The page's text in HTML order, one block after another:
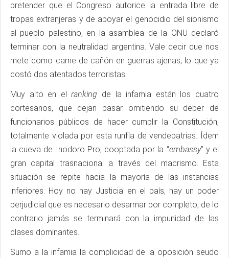
pretender que el Congreso autorice la entrada libre de
tropas extranjeras y de apoyar el genocidio del sionismo
al pueblo palestino, en la asamblea de la ONU declaró
terminar con la neutralidad argentina. Vale decir que nos
mete como carne de cañón en guerras ajenas, lo que ya
costó dos atentados terroristas.
Muy alto en elranking de la infamia están los cuatro
cortesanos, que dejan pasar omitiendo su deber de
funcionarios públicos de hacer cumplir la Constitución,
totalmente violada por esta runfla de vendepatrias. Ídem
la cueva de Inodoro Pro, cooptada por la “embassy” y el
gran capital trasnacional a través del macrismo. Esta
situación se repite hacia la mayoría de las instancias
inferiores. Hoy no hay Justicia en el país, hay un poder
perjudicial que es necesario desarmar por completo, de lo
contrario jamás se terminará con la impunidad de las
clases dominantes.
Sumo a la infamia la complicidad de la oposición seudo